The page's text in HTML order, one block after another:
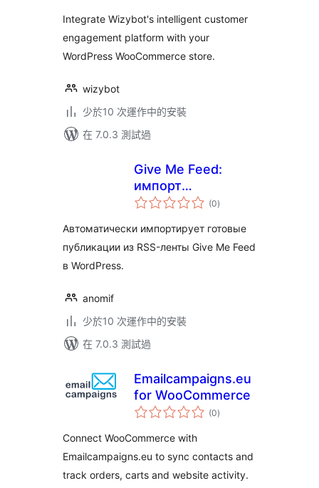
Integrate Wizybot's intelligent customer
engagement platform with your
WordPress WooCommerce store.
wizybot
少於10 次運作中的安裝
在 7.0.3 測試過
Give Me Feed:
импорт
публикаций из
(0總
評)
Автоматически импортирует готовые
публикации из RSS-ленты Give Me Feed
в WordPress.
anomif
少於10 次運作中的安裝
在 7.0.3 測試過
Emailcampaigns.eu
for WooCommerce
(0總
評)
Connect WooCommerce with
Emailcampaigns.eu to sync contacts and
track orders, carts and website activity.